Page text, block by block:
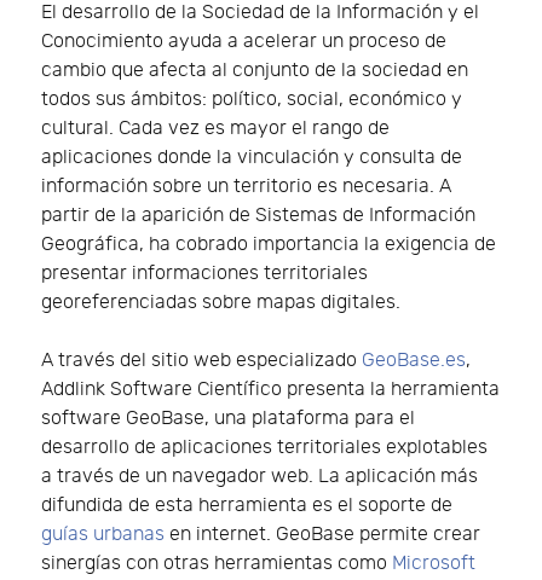
El desarrollo de la Sociedad de la Información y el
Conocimiento ayuda a acelerar un proceso de
cambio que afecta al conjunto de la sociedad en
todos sus ámbitos: político, social, económico y
cultural. Cada vez es mayor el rango de
aplicaciones donde la vinculación y consulta de
información sobre un territorio es necesaria. A
partir de la aparición de Sistemas de Información
Geográfica, ha cobrado importancia la exigencia de
presentar informaciones territoriales
georeferenciadas sobre mapas digitales.
A través del sitio web especializado GeoBase.es,
Addlink Software Científico presenta la herramienta
software GeoBase, una plataforma para el
desarrollo de aplicaciones territoriales explotables
a través de un navegador web. La aplicación más
difundida de esta herramienta es el soporte de
guías urbanas en internet. GeoBase permite crear
sinergías con otras herramientas como Microsoft